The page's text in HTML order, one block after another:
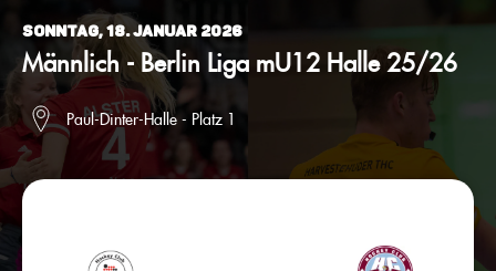
Sonntag, 18. Januar 2026
Männlich - Berlin Liga mU12 Halle 25/26
Paul-Dinter-Halle - Platz 1